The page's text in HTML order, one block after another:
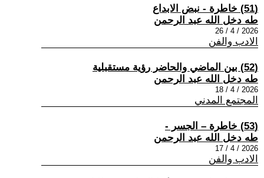
(51) خاطرة - نبض الابداع
طه دخل الله عبد الرحمن
2026 / 4 / 26
الادب والفن
(52) بين الماضي والحاضر رؤية مستقبلية
طه دخل الله عبد الرحمن
2026 / 4 / 18
المجتمع المدني
(53) خاطرة – الجسر -
طه دخل الله عبد الرحمن
2026 / 4 / 17
الادب والفن